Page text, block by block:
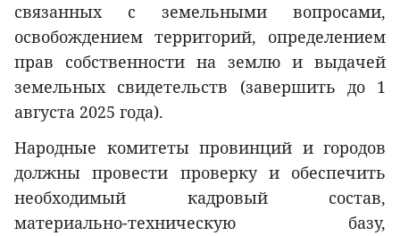
связанных с земельными вопросами,
освобождением территорий, определением
прав собственности на землю и выдачей
земельных свидетельств (завершить до 1
августа 2025 года).
Народные комитеты провинций и городов
должны провести проверку и обеспечить
необходимый кадровый состав,
материально-техническую базу,